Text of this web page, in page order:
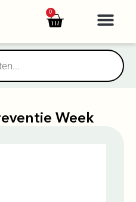
0
Week